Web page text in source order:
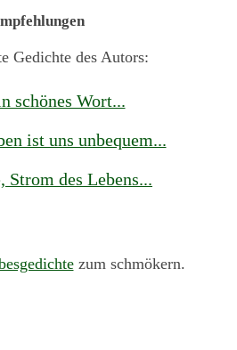
Gedichte des Autors:
schönes Wort...
ist uns unbequem...
Strom des Lebens...
zum schmökern.